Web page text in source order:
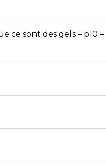
ce sont des gels – p10 –